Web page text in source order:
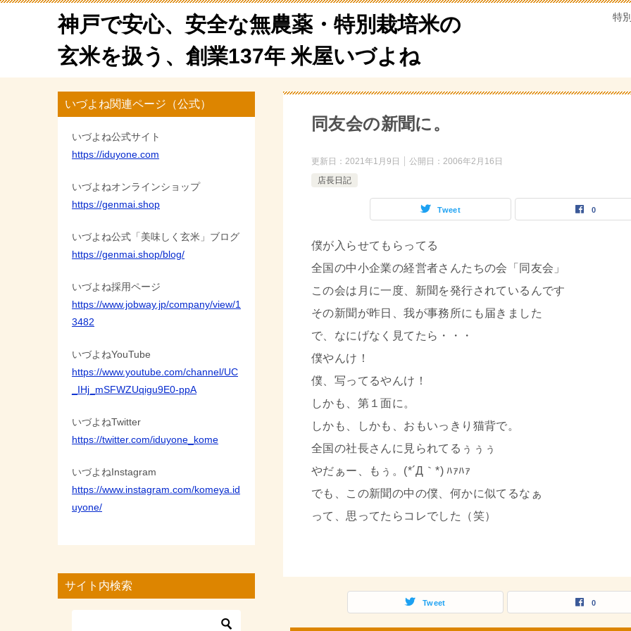
神戸で安心、安全な無農薬・特別栽培米の
玄米を扱う、創業137年 米屋いづよね
特
同友会の新聞に。
更新日： 2021年1月9日 公開日： 2006年2月16日
店長日記
Tweet 0
僕が入らせてもらってる
全国の中小企業の経営者さんたちの会「同友会」
この会は月に一度、新聞を発行されているんです
その新聞が昨日、我が事務所にも届きました
で、なにげなく見てたら・・・
僕やんけ！
僕、写ってるやんけ！
しかも、第１面に。
しかも、しかも、おもいっきり猫背で。
全国の社長さんに見られてるぅぅぅ
やだぁー、もぅ。(*´Д｀*) ﾊｧﾊｧ
でも、この新聞の中の僕、何かに似てるなぁ
って、思ってたらコレでした（笑）
Tweet 0
いづよね関連ページ（公式）
いづよね公式サイト
https://iduyone.com
いづよねオンラインショップ
https://genmai.shop
いづよね公式「美味しく玄米」ブログ
https://genmai.shop/blog/
いづよね採用ページ
https://www.jobway.jp/company/view/1
3482
いづよねYouTube
https://www.youtube.com/channel/UC
_IHj_mSFWZUqigu9E0-ppA
いづよねTwitter
https://twitter.com/iduyone_kome
いづよねInstagram
https://www.instagram.com/komeya.id
uyone/
サイト内検索